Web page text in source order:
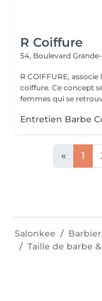
R Coiffure
54, Boulevard
R COIFFURE,
coiffure. Ce concept
femmes qui se
Entretien Barbe
« 1
Salonkee
Taille de barbe